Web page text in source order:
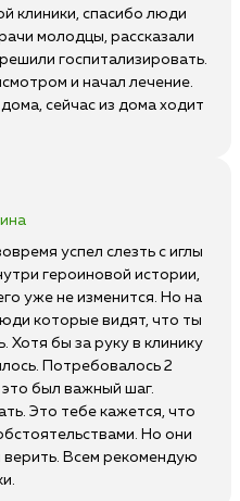
клиники, спасибо люди
молодцы, рассказали
госпитализировать.
и начал лечение.
сейчас из дома ходит
успел слезть с иглы
героиновой истории,
уже не изменится. Но на
которые видят, что ты
Хотя бы за руку в клинику
Потребовалось 2
был важный шаг.
Это тебе кажется, что
Но они
Всем рекомендую